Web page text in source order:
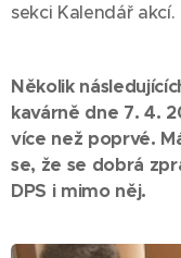
sekci Kalendář akcí.
Několik
kavárně dne 7. 4.
více než poprvé.
se, že se dobrá
DPS i mimo něj.